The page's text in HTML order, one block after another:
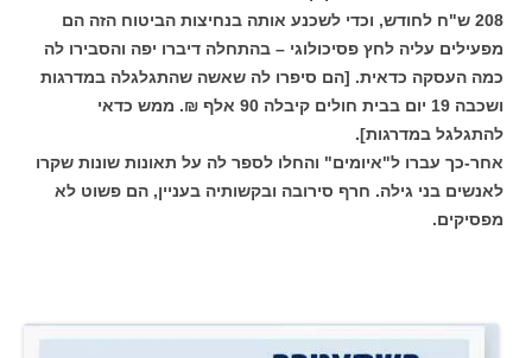
208 ש"ח לחודש, וכדי לשכנע אותה בנחיצות הביטוח הזה הם
מפעילים עליה לחץ פסיכולוגי – בהתחלה דיברו יפה והסבירו לה
כמה העסקה כדאית. [הם סיפרו לה שאשה שהתגלגלה במדרגות
ושכבה 19 יום בבית חולים קיבלה 90 אלף ₪. ממש כדאי
להתגלגל במדרגות].
אחר-כך עברו ל"איומים" והחלו לספר לה על תאונות שונות שקרו
לאנשים בני גילה. חרף סירובה ובקשותיה בעניין, הם פשוט לא
מפסיקים.